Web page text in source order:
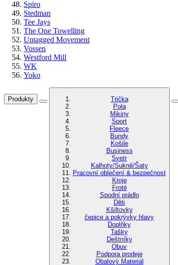
Spiro
Stedman
Tee Jays
The One Towelling
Untagged Movement
Vossen
Westford Mill
WK
Yoko
Produkty
Trička
Pola
Mikiny
Sport
Fleece
Bundy
Košile
Business
Svetr
Kalhoty/Sukně/Šaty
Pracovní oblečení & bezpečnost
Kroje
Froté
Spodní prádlo
Děti
Kšiltovky
čepice a pokrývky hlavy
Doplňky
Tašky
Deštníky
Obuv
Podpora prodeje
Obalový Materiál